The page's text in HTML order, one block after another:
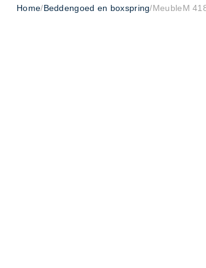
Home/Beddengoed en boxspring/MeubleM